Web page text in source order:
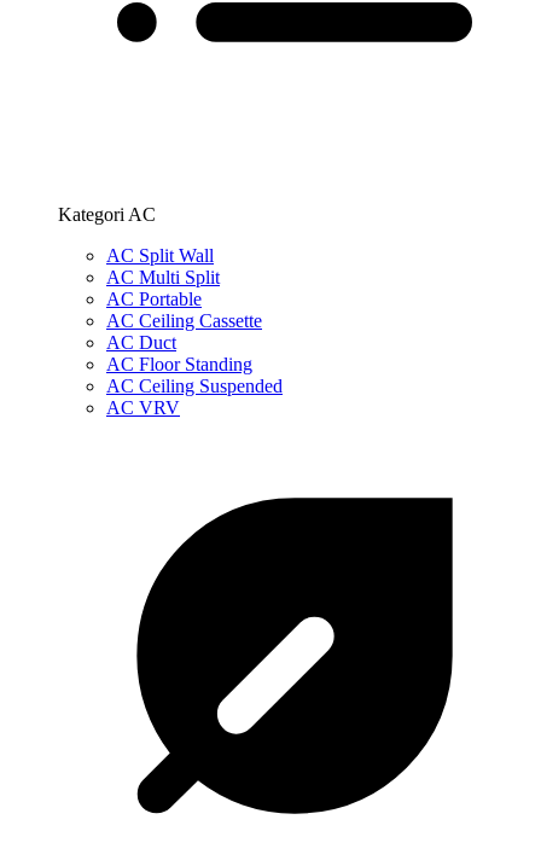
Kategori AC
AC Split Wall
AC Multi Split
AC Portable
AC Ceiling Cassette
AC Duct
AC Floor Standing
AC Ceiling Suspended
AC VRV